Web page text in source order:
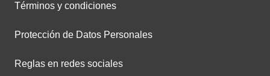
Términos y condiciones
Protección de Datos Personales
Reglas en redes sociales